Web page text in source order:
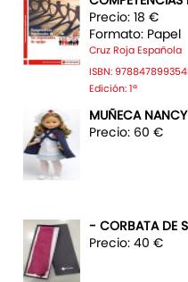
Precio: 18 €
Formato: Papel
Cruz Roja Española
ISBN:
Edición: 1ª
MUÑECA NANCY
Precio: 60 €
- CORBATA DE
Precio: 40 €